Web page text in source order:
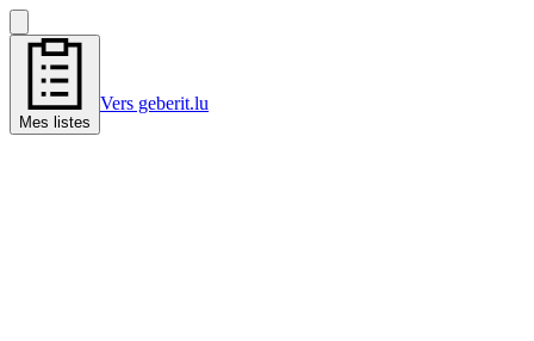
Mes listes
Vers geberit.lu